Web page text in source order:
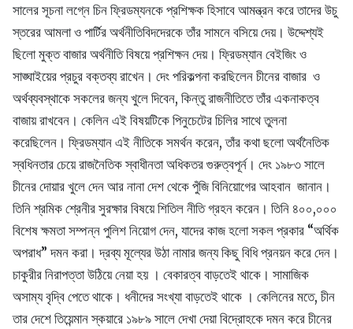
সালের সূচনা লগ্নে চিন ফ্রিডম্যনকে প্রশিক্ষক হিসাবে আমন্ত্রন করে তাদের উচু
স্তরের আমলা ও পার্টির অর্থনীতিবিদদেরকে তাঁর সামনে বসিয়ে দেয়। উদ্দেশ্যই
ছিলো মুক্ত বাজার অর্থনীতি বিষয়ে প্রশিক্ষন দেয়। ফ্রিডম্যান বেইজিং ও
সাঙ্ঘাইয়ের প্রচুর বক্তব্য রাখেন। দেং পরিকল্পনা করছিলেন চীনের বাজার ও
অর্থব্যবস্থাকে সকলের জন্য খুলে দিবেন, কিন্তু রাজনীতিতে তাঁর একনাকত্ব
বাজায় রাখবেন। কেলিন এই বিষয়টিকে পিনুচেটের চিলির সাথে তুলনা
করেছিলেন। ফ্রিডম্যান এই নীতিকে সমর্থন করেন, তাঁর কথা ছলো অর্থনৈতিক
স্বধিনতার চেয়ে রাজনৈতিক স্বাধীনতা অধিকতর গুরুত্বপূর্ন। দেং ১৯৮৩ সালে
চীনের দোয়ার খুলে দেন আর নানা দেশ থেকে পুঁজি বিনিয়োগের আহবান জানান।
তিনি শ্রমিক শ্রেনীর সুরক্ষার বিষয়ে শিতিল নীতি গ্রহন করেন। তিনি ৪০০,০০০
বিশেষ ক্ষমতা সম্পন্ন পুলিশ নিয়োগ দেন, যাদের কাজ হলো সকল প্রকার “অর্থিক
অপরাধ” দমন করা। দ্রব্য মূল্যের উঠা নামার জন্য কিছু বিধি প্রনয়ন করে দেন।
চাকুরীর নিরাপত্তা উঠিয়ে নেয়া হয় । বেকারত্ব বাড়তেই থাকে। সামাজিক
অসাম্য বৃদ্বি পেতে থাকে। ধনীদের সংখ্যা বাড়তেই থাকে । কেলিনের মতে, চীন
তার দেশে তিয়েন্মান স্কয়ারে ১৯৮৯ সালে দেখা দেয়া বিদ্রোহকে দমন করে চীনের